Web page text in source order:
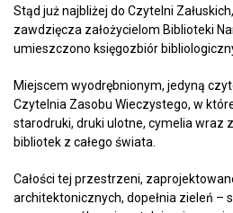
Stąd już najbliżej do Czytelni
zawdzięcza założycielom Biblioteki
umieszczono księgozbiór
Miejscem wyodrębnionym, jedyną
Czytelnia Zasobu Wieczystego, w
starodruki, druki ulotne, cymelia wraz
bibliotek z całego świata.
Całości tej przestrzeni,
architektonicznych, dopełnia zieleń –